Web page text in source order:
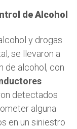
de Alcohol
y drogas
se llevaron a
de alcohol, con
detectados
alguna
en un siniestro